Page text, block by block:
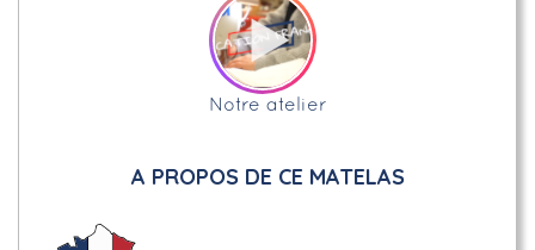
Notre atelier
A PROPOS DE CE MATELAS